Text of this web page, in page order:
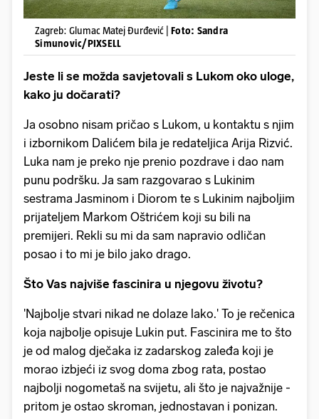
Zagreb: Glumac Matej Đurđević | Foto: Sandra
Simunovic/PIXSELL
Jeste li se možda savjetovali s Lukom oko uloge,
kako ju dočarati?
Ja osobno nisam pričao s Lukom, u kontaktu s njim
i izbornikom Dalićem bila je redateljica Arija Rizvić.
Luka nam je preko nje prenio pozdrave i dao nam
punu podršku. Ja sam razgovarao s Lukinim
sestrama Jasminom i Diorom te s Lukinim najboljim
prijateljem Markom Oštrićem koji su bili na
premijeri. Rekli su mi da sam napravio odličan
posao i to mi je bilo jako drago.
Što Vas najviše fascinira u njegovu životu?
'Najbolje stvari nikad ne dolaze lako.' To je rečenica
koja najbolje opisuje Lukin put. Fascinira me to što
je od malog dječaka iz zadarskog zaleđa koji je
morao izbjeći iz svog doma zbog rata, postao
najbolji nogometaš na svijetu, ali što je najvažnije -
pritom je ostao skroman, jednostavan i ponizan.